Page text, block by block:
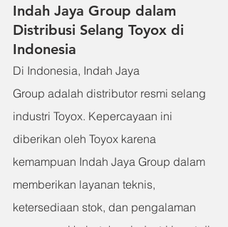
Indah Jaya Group dalam
Distribusi Selang Toyox di
Indonesia
Di Indonesia, Indah Jaya
Group adalah distributor resmi selang
industri Toyox. Kepercayaan ini
diberikan oleh Toyox karena
kemampuan Indah Jaya Group dalam
memberikan layanan teknis,
ketersediaan stok, dan pengalaman